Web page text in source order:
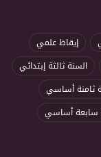
إيقاظ علمي
السنة ثالثة إبتدائي
ثامنة أساسي
سابعة أساسي